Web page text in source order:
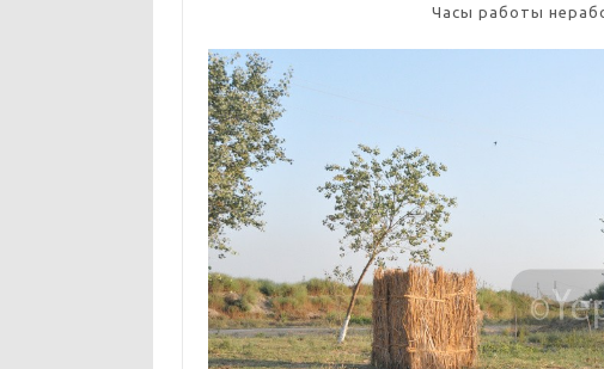
Часы работы